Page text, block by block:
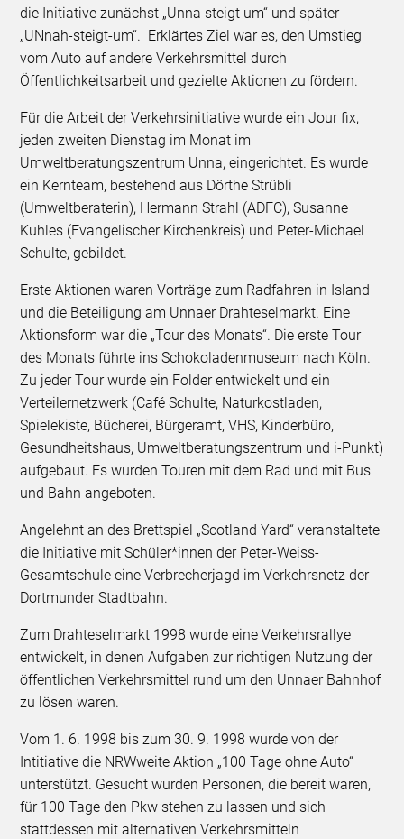
die Initiative zunächst „Unna steigt um“ und später
„UNnah-steigt-um“. Erklärtes Ziel war es, den Umstieg
vom Auto auf andere Verkehrsmittel durch
Öffentlichkeitsarbeit und gezielte Aktionen zu fördern.
Für die Arbeit der Verkehrsinitiative wurde ein Jour fix,
jeden zweiten Dienstag im Monat im
Umweltberatungszentrum Unna, eingerichtet. Es wurde
ein Kernteam, bestehend aus Dörthe Strübli
(Umweltberaterin), Hermann Strahl (ADFC), Susanne
Kuhles (Evangelischer Kirchenkreis) und Peter-Michael
Schulte, gebildet.
Erste Aktionen waren Vorträge zum Radfahren in Island
und die Beteiligung am Unnaer Drahteselmarkt. Eine
Aktionsform war die „Tour des Monats“. Die erste Tour
des Monats führte ins Schokoladenmuseum nach Köln.
Zu jeder Tour wurde ein Folder entwickelt und ein
Verteilernetzwerk (Café Schulte, Naturkostladen,
Spielekiste, Bücherei, Bürgeramt, VHS, Kinderbüro,
Gesundheitshaus, Umweltberatungszentrum und i-Punkt)
aufgebaut. Es wurden Touren mit dem Rad und mit Bus
und Bahn angeboten.
Angelehnt an des Brettspiel „Scotland Yard“ veranstaltete
die Initiative mit Schüler*innen der Peter-Weiss-
Gesamtschule eine Verbrecherjagd im Verkehrsnetz der
Dortmunder Stadtbahn.
Zum Drahteselmarkt 1998 wurde eine Verkehrsrallye
entwickelt, in denen Aufgaben zur richtigen Nutzung der
öffentlichen Verkehrsmittel rund um den Unnaer Bahnhof
zu lösen waren.
Vom 1. 6. 1998 bis zum 30. 9. 1998 wurde von der
Intitiative die NRWweite Aktion „100 Tage ohne Auto“
unterstützt. Gesucht wurden Personen, die bereit waren,
für 100 Tage den Pkw stehen zu lassen und sich
stattdessen mit alternativen Verkehrsmitteln